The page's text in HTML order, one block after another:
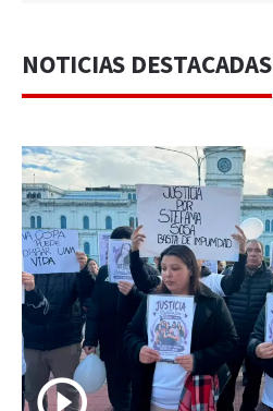
NOTICIAS DESTACADAS